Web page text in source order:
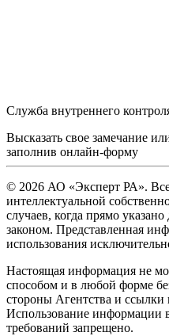
Служба внутреннего
Высказать свое замечание
заполнив онлайн-форму
© 2026 АО «Эксперт РА».
интеллектуальной
случаев, когда прямо
законом. Представленная
использования
Настоящая информация не
способом и в любой форме
стороны Агентства и
Использование информации
требований запрещено.